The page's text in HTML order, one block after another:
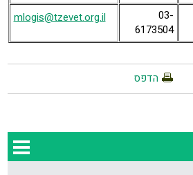
03-
6173504
mlogis@tzevet.org.il
הדפס